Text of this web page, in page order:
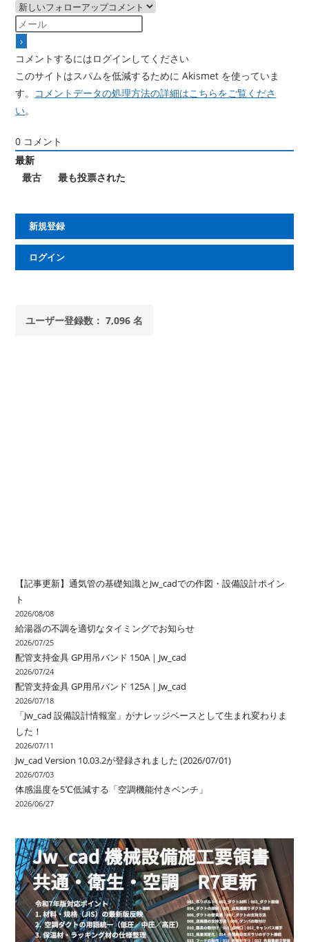
コメントするにはログインしてください
このサイトはスパムを低減するために Akismet を使っていま
す。 コメントデータの処理方法の詳細はこちらをご覧くださ
い。
0 コメント
最新
最古
最も投票された
新規登録
ログイン
ユーザー登録数： 7,096 名
【記事更新】通気管の基礎知識とJw_cadでの作図・設備設計ポイン
ト
2026/08/08
給湯器の不調を適切なタイミングでお知らせ
2026/07/25
配管支持金具 GP用吊バンド 150A｜Jw_cad
2026/07/24
配管支持金具 GP用吊バンド 125A｜Jw_cad
2026/07/18
「Jw_cad 設備設計情報室」がナレッジベースとして生まれ変わりま
した！
2026/07/11
Jw_cad Version 10.03.2が登録されました (2026/07/01)
2026/07/03
体感温度を5℃低減する「空調機能付きベンチ」
2026/06/27